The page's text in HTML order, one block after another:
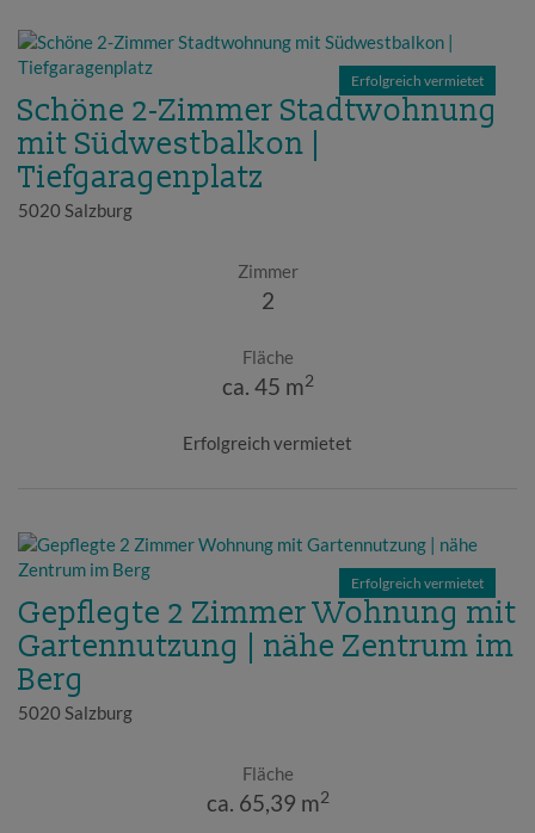
Erfolgreich vermietet
Schöne 2-Zimmer Stadtwohnung
mit Südwestbalkon |
Tiefgaragenplatz
5020 Salzburg
Zimmer
2
Fläche
ca. 45 m2
Erfolgreich vermietet
Erfolgreich vermietet
Gepflegte 2 Zimmer Wohnung mit
Gartennutzung | nähe Zentrum im
Berg
5020 Salzburg
Fläche
ca. 65,39 m2